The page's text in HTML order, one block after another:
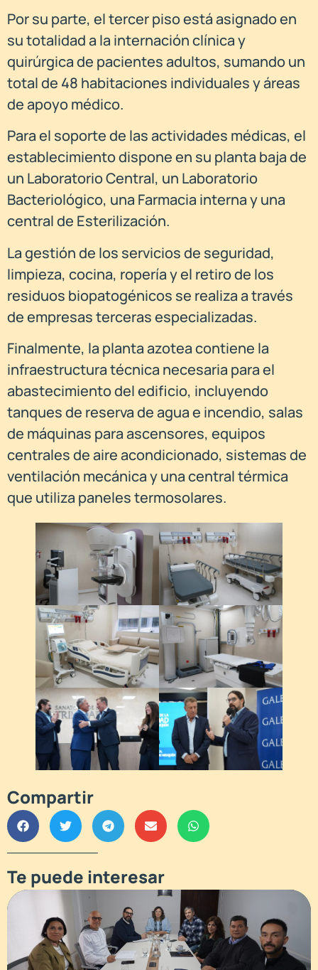
Por su parte, el tercer piso está asignado en
su totalidad a la internación clínica y
quirúrgica de pacientes adultos, sumando un
total de 48 habitaciones individuales y áreas
de apoyo médico.
Para el soporte de las actividades médicas, el
establecimiento dispone en su planta baja de
un Laboratorio Central, un Laboratorio
Bacteriológico, una Farmacia interna y una
central de Esterilización.
La gestión de los servicios de seguridad,
limpieza, cocina, ropería y el retiro de los
residuos biopatogénicos se realiza a través
de empresas terceras especializadas.
Finalmente, la planta azotea contiene la
infraestructura técnica necesaria para el
abastecimiento del edificio, incluyendo
tanques de reserva de agua e incendio, salas
de máquinas para ascensores, equipos
centrales de aire acondicionado, sistemas de
ventilación mecánica y una central térmica
que utiliza paneles termosolares.
Compartir
Te puede interesar